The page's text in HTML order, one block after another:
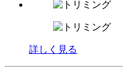
詳しく見る